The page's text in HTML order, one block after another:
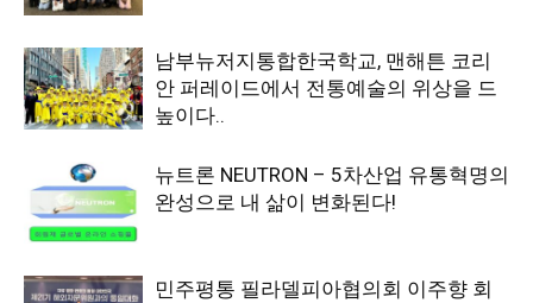
남부뉴저지통합한국학교, 맨해튼 코리
안 퍼레이드에서 전통예술의 위상을 드
높이다..
뉴트론 NEUTRON – 5차산업 유통혁명의
완성으로 내 삶이 변화된다!
민주평통 필라델피아협의회 이주향 회